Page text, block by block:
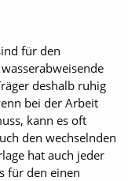
für den
deshalb ruhig
bei der Arbeit
kann es oft
den wechselnden
hat auch jeder
für den einen